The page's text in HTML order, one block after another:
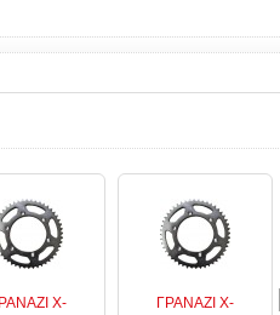
X-
ΓΡΑΝAZI X-